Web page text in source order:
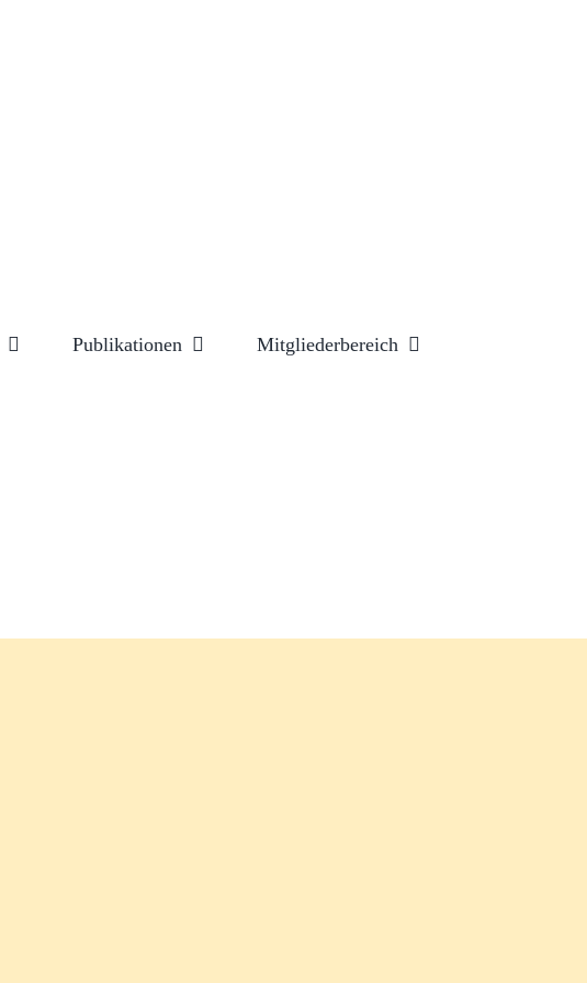
Publikationen Mitgliederbereich